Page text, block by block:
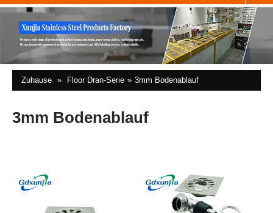
Zuhause » Floor Dran-Serie » 3mm Bodenablauf
3mm Bodenablauf